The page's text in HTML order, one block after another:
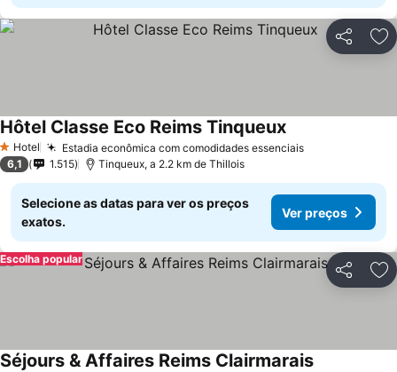
Partilhar
1 Estrelas
Hotel Estadia econômica com comodidades essenciais
Hôtel Classe Eco Reims Tinqueux
6,1 1.515 Tinqueux, a 2.2 km de Thillois
Selecione as datas para ver os preços
exatos.
Ver preços
Partilhar
Escolha popular
Séjours & Affaires Reims Clairmarais